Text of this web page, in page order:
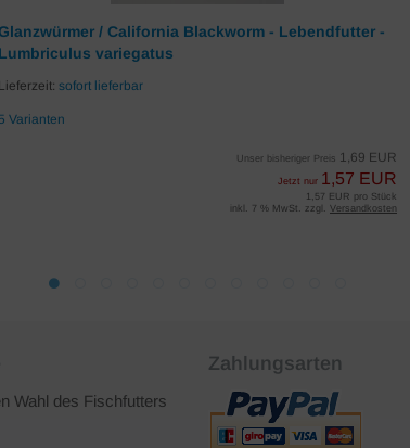
/ California Blackworm - Lebendfutter -
Lumbriculus variegatus
Lieferzeit: sofort lieferbar
Varianten
Unser bisheriger Preis 1,69 EUR
Jetzt nur 1,57 EUR
1,57 EUR pro Stück
inkl. 7 % MwSt. zzgl. Versandkosten
Wahl des Fischfutters
Zahlungsarten